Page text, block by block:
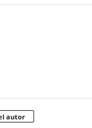
autor